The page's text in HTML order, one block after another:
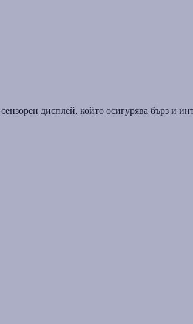
дисплей, който осигурява бърз и